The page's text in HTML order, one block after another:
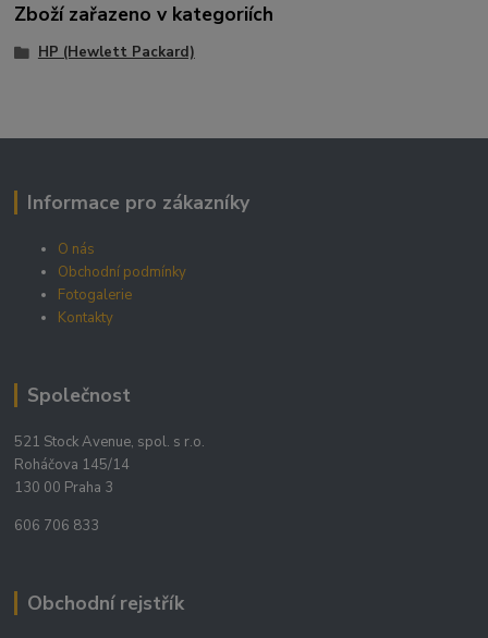
Zboží zařazeno v kategoriích
HP (Hewlett Packard)
Informace pro zákazníky
O nás
Obchodní podmínky
Fotogalerie
Kontakty
Společnost
521 Stock Avenue, spol. s r.o.
Roháčova 145/14
130 00 Praha 3
606 706 833
Obchodní rejstřík